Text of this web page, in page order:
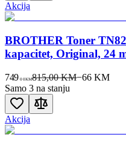
Akcija
BROTHER Toner
kapacitet, Original, 24
749 00KM815,00 KM−66 KM
Samo 3 na stanju
Akcija